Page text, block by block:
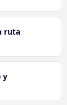
ruta
y